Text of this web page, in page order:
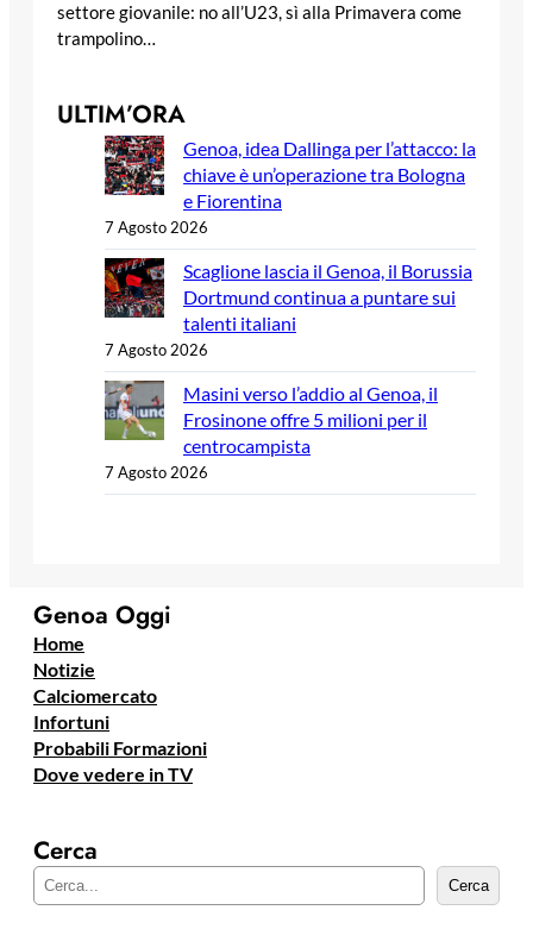
settore giovanile: no all’U23, sì alla Primavera come
trampolino…
ULTIM’ORA
Genoa, idea Dallinga per l’attacco: la
chiave è un’operazione tra Bologna
e Fiorentina
7 Agosto 2026
Scaglione lascia il Genoa, il Borussia
Dortmund continua a puntare sui
talenti italiani
7 Agosto 2026
Masini verso l’addio al Genoa, il
Frosinone offre 5 milioni per il
centrocampista
7 Agosto 2026
Genoa Oggi
Home
Notizie
Calciomercato
Infortuni
Probabili Formazioni
Dove vedere in TV
Cerca
e
Cerca